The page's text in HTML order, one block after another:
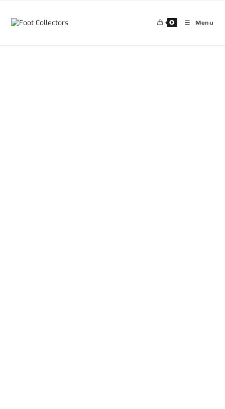
0 Menu